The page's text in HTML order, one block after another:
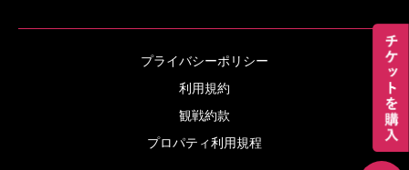
プライバシーポリシー
利用規約
観戦約款
プロパティ利用規程